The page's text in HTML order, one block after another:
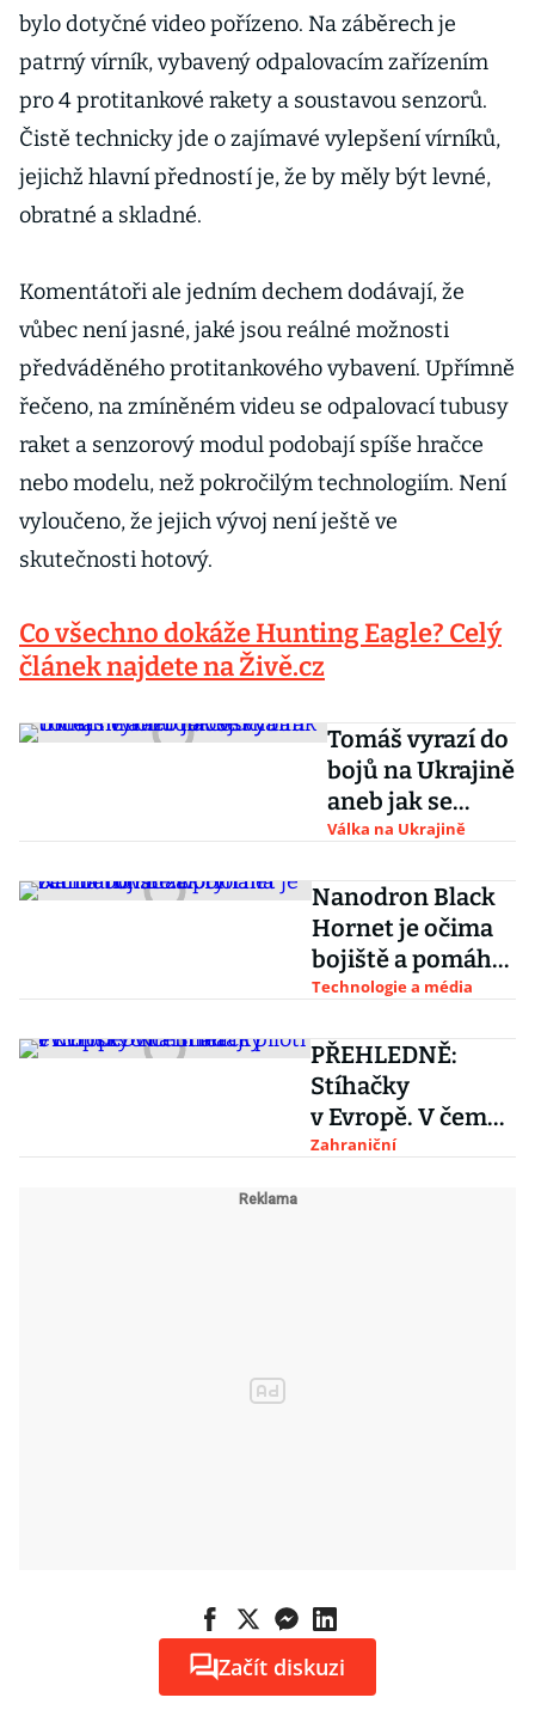
bylo dotyčné video pořízeno. Na záběrech je
patrný vírník, vybavený odpalovacím zařízením
pro 4 protitankové rakety a soustavou senzorů.
Čistě technicky jde o zajímavé vylepšení vírníků,
jejichž hlavní předností je, že by měly být levné,
obratné a skladné.
Komentátoři ale jedním dechem dodávají, že
vůbec není jasné, jaké jsou reálné možnosti
předváděného protitankového vybavení. Upřímně
řečeno, na zmíněném videu se odpalovací tubusy
raket a senzorový modul podobají spíše hračce
nebo modelu, než pokročilým technologiím. Není
vyloučeno, že jejich vývoj není ještě ve
skutečnosti hotový.
Co všechno dokáže Hunting Eagle? Celý
článek najdete na Živě.cz
Tomáš vyrazí do
bojů na Ukrajině
aneb jak se
vybírá třicet
český tank
Válka na Ukrajině
Nanodron Black
Hornet je očima
bojiště a pomáhá
zachraňovat
Technologie a média
PŘEHLEDNĚ:
Stíhačky
v Evropě. V čem
létají piloti
Zahraniční
Začít diskuzi